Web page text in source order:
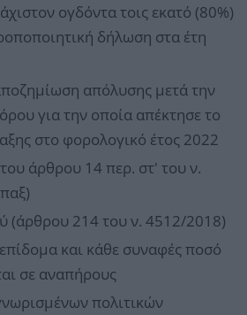
ογδόντα τοις εκατό (80%)
δήλωση στα έτη
απόλυσης μετά την
για την οποία απέκτησε το
στο φορολογικό έτος 2022
άρθρου 14 περ. στ' του ν.
(άρθρου 214 του ν. 4512/2018)
και κάθε συναφές ποσό
σε αναπήρους
πολιτικών